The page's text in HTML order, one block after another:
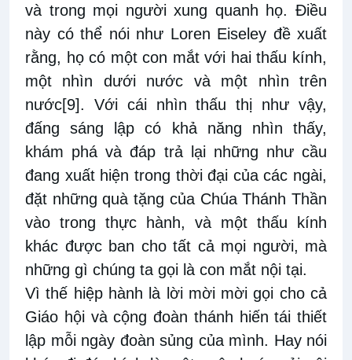
và trong mọi người xung quanh họ. Điều
này có thể nói như Loren Eiseley đề xuất
rằng, họ có một con mắt với hai thấu kính,
một nhìn dưới nước và một nhìn trên
nước[9]. Với cái nhìn thấu thị như vậy,
đấng sáng lập có khả năng nhìn thấy,
khám phá và đáp trả lại những như cầu
đang xuất hiện trong thời đại của các ngài,
đặt những quà tặng của Chúa Thánh Thần
vào trong thực hành, và một thấu kính
khác được ban cho tất cả mọi người, mà
những gì chúng ta gọi là con mắt nội tại.
Vì thế hiệp hành là lời mời mời gọi cho cả
Giáo hội và cộng đoàn thánh hiến tái thiết
lập mỗi ngày đoàn sủng của mình. Hay nói